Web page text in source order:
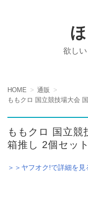
欲しい
HOME
通販
ももクロ 国立競
箱推し 2個セット
＞＞ヤフオク!で詳細を見